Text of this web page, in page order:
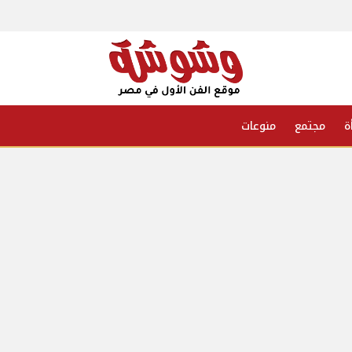
مجتمع منوعات